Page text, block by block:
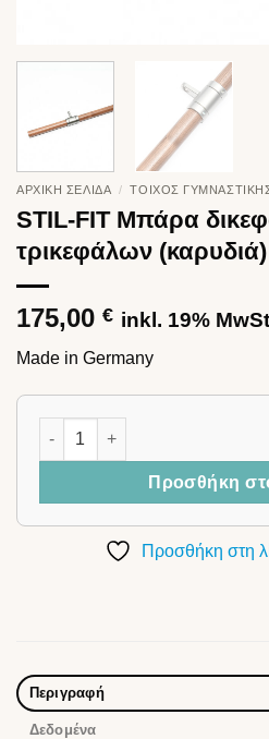
ΑΡΧΙΚΉ ΣΕΛΊΔΑ / ΤΟΊΧΟΣ
STIL-FIT Μπάρα
τρικεφάλων (καρυδιά)
175,00 € inkl. 19%
Made in Germany
STIL-FIT Μπάρα δικεφάλων /
Προσθήκη
Προσθήκη στη
Περιγραφή
Δεδομένα